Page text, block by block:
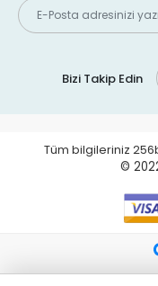
Bizi Takip Edin
Tüm bilgileriniz
©